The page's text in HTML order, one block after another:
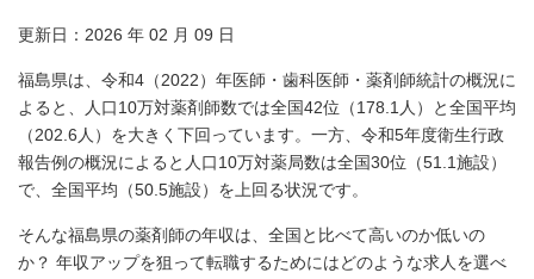
更新日：2026 年 02 月 09 日
福島県は、令和4（2022）年医師・歯科医師・薬剤師統計の概況に
よると、人口10万対薬剤師数では全国42位（178.1人）と全国平均
（202.6人）を大きく下回っています。一方、令和5年度衛生行政
報告例の概況によると人口10万対薬局数は全国30位（51.1施設）
で、全国平均（50.5施設）を上回る状況です。
そんな福島県の薬剤師の年収は、全国と比べて高いのか低いの
か？ 年収アップを狙って転職するためにはどのような求人を選べ